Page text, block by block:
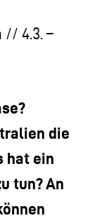
4.3. –
die
hat ein
tun? An